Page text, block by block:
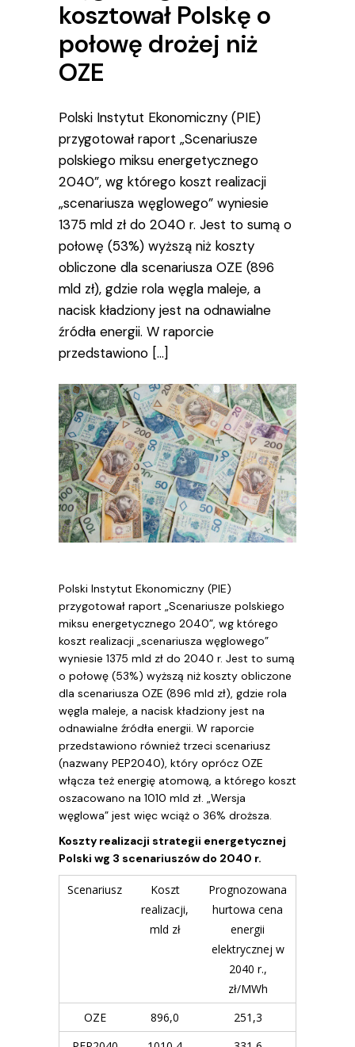
kosztował Polskę o
połowę drożej niż
OZE
Polski Instytut Ekonomiczny (PIE)
przygotował raport „Scenariusze
polskiego miksu energetycznego
2040”, wg którego koszt realizacji
„scenariusza węglowego” wyniesie
1375 mld zł do 2040 r. Jest to sumą o
połowę (53%) wyższą niż koszty
obliczone dla scenariusza OZE (896
mld zł), gdzie rola węgla maleje, a
nacisk kładziony jest na odnawialne
źródła energii. W raporcie
przedstawiono […]
Polski Instytut Ekonomiczny (PIE)
przygotował raport „Scenariusze polskiego
miksu energetycznego 2040”, wg którego
koszt realizacji „scenariusza węglowego”
wyniesie 1375 mld zł do 2040 r. Jest to sumą
o połowę (53%) wyższą niż koszty obliczone
dla scenariusza OZE (896 mld zł), gdzie rola
węgla maleje, a nacisk kładziony jest na
odnawialne źródła energii. W raporcie
przedstawiono również trzeci scenariusz
(nazwany PEP2040), który oprócz OZE
włącza też energię atomową, a którego koszt
oszacowano na 1010 mld zł. „Wersja
węglowa” jest więc wciąż o 36% droższa.
Koszty realizacji strategii energetycznej
Polski wg 3 scenariuszów do 2040 r.
Scenariusz
Koszt
realizacji,
mld zł
Prognozowana
hurtowa cena
energii
elektrycznej w
2040 r.,
zł/MWh
OZE
896,0
251,3